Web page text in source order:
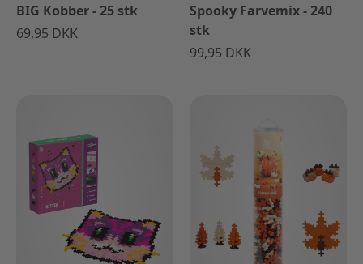
BIG Kobber - 25 stk
69,95 DKK
Spooky Farvemix - 240
stk
99,95 DKK